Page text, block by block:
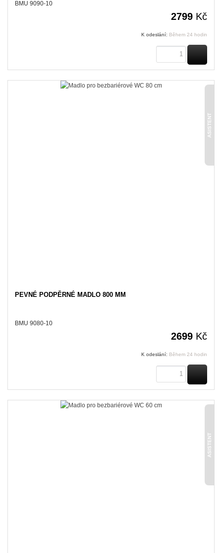
BMU 9090-10
2799 Kč
K odeslání: Během 24 hodin
ASISTENT
PEVNÉ PODPĚRNÉ MADLO 800 MM
BMU 9080-10
2699 Kč
K odeslání: Během 24 hodin
ASISTENT